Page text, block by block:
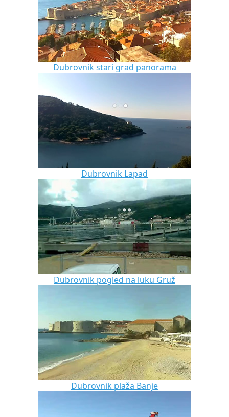
Dubrovnik stari grad panorama
Dubrovnik Lapad
Dubrovnik pogled na luku Gruž
Dubrovnik plaža Banje